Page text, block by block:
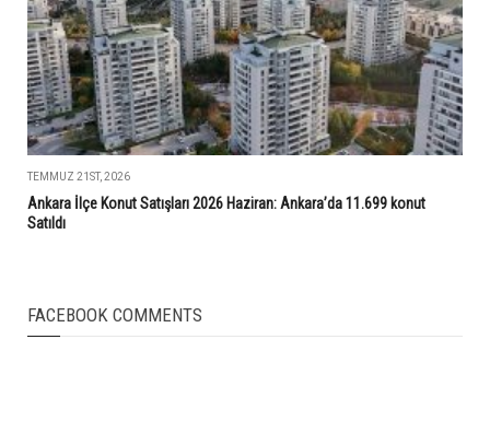
TEMMUZ 21ST, 2026
Ankara İlçe Konut Satışları 2026 Haziran: Ankara’da 11.699 konut
Satıldı
FACEBOOK COMMENTS